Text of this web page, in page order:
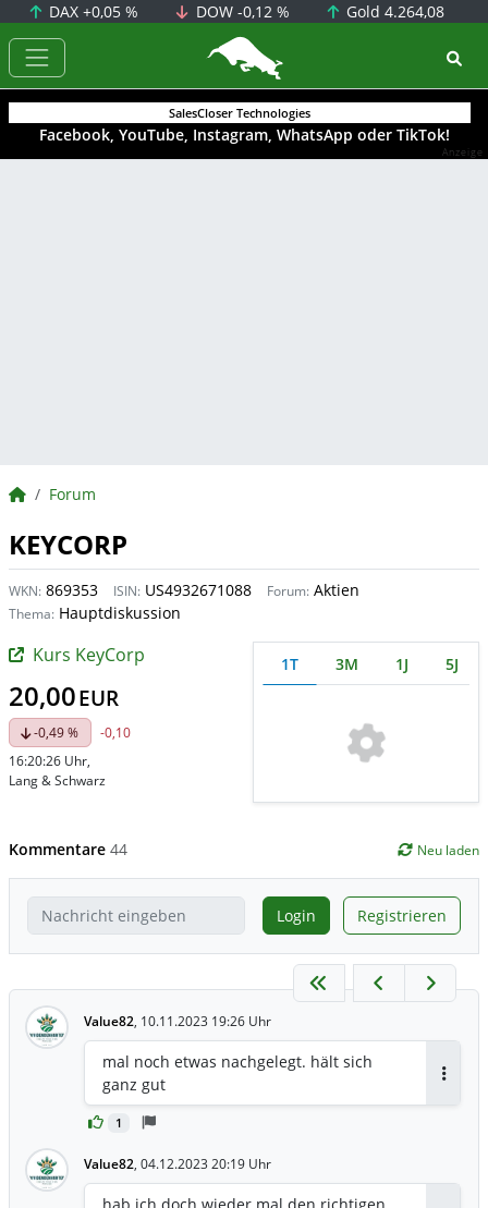
DAX+0,05 % DOW -0,12 % Gold4.264,08
BörsenNEWS.de
SalesCloser Technologies
Facebook, YouTube, Instagram, WhatsApp oder TikTok!
Anzeige
BörsenNEWS.de
Forum
KEYCORP
WKN: 869353 ISIN: US4932671088 Forum: Aktien
Thema: Hauptdiskussion
Kurs KeyCorp
20,00EUR
-0,49 %
-0,10
16:20:26 Uhr,
Lang & Schwarz
1T 3M 1J 5J
Kommentare 44 Neu laden
Login Registrieren
Value82, 10.11.2023 19:26 Uhr
1
mal noch etwas nachgelegt. hält sich
ganz gut
Value82, 04.12.2023 20:19 Uhr